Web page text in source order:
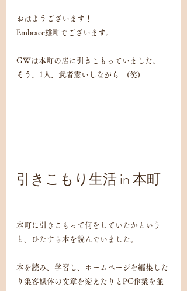
おはようございます！
Embrace雄町でございます。
GWは本町の店に引きこもっていました。
そう、1人、武者震いしながら…(笑)
引きこもり生活 in 本町
本町に引きこもって何をしていたかという
と、ひたすら本を読んでいました。
本を読み、学習し、ホームページを編集した
り集客媒体の文章を変えたりとPC作業を並